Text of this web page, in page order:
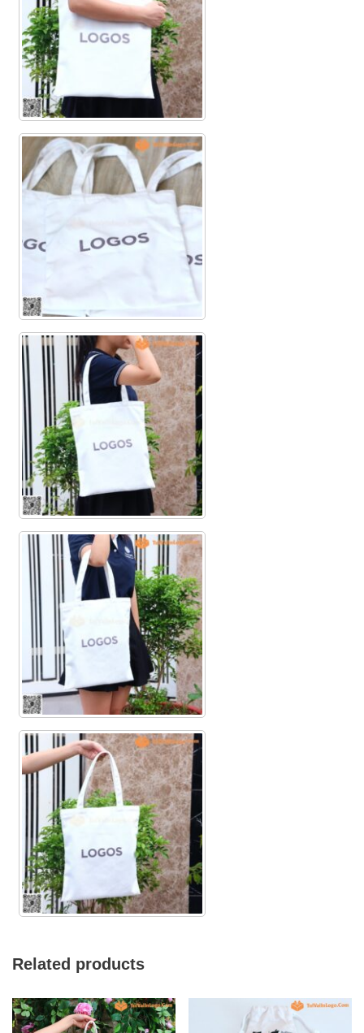
Related products